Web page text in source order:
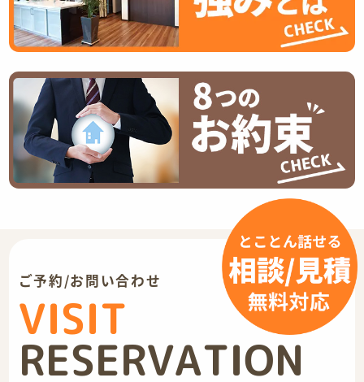
ご予約/お問い合わせ
VISIT
RESERVATION